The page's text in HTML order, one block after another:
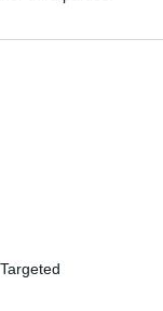
de su
la